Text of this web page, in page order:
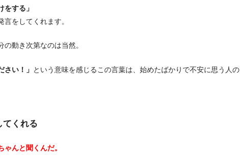
をする」
をしてくれます。
動き次第なのは当然。
さい！」 という意味を感じるこの言葉は、始めたばかりで不安に思う人の
てくれる
ゃんと聞くんだ。